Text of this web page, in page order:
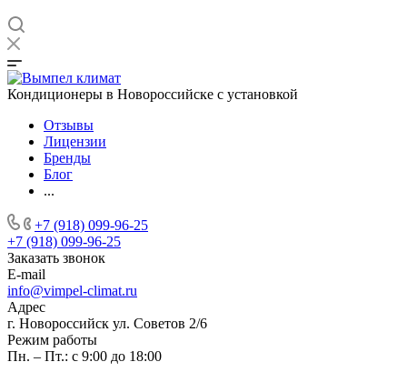
Кондиционеры в Новороссийске с установкой
Отзывы
Лицензии
Бренды
Блог
...
+7 (918) 099-96-25
+7 (918) 099-96-25
Заказать звонок
E-mail
info@vimpel-climat.ru
Адрес
г. Новороссийск ул. Советов 2/6
Режим работы
Пн. – Пт.: с 9:00 до 18:00